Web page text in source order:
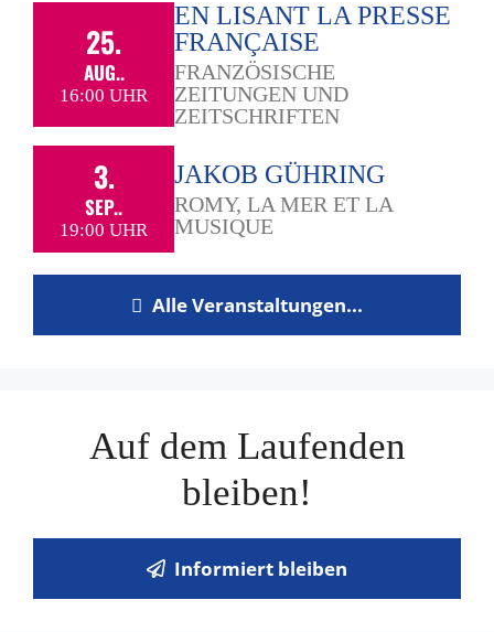
25.
AUG..
16:00 UHR
EN LISANT LA PRESSE
FRANÇAISE
FRANZÖSISCHE
ZEITUNGEN UND
ZEITSCHRIFTEN
3.
SEP..
19:00 UHR
JAKOB GÜHRING
ROMY, LA MER ET LA
MUSIQUE
Alle Veranstaltungen...
Auf dem Laufenden
bleiben!
Informiert bleiben